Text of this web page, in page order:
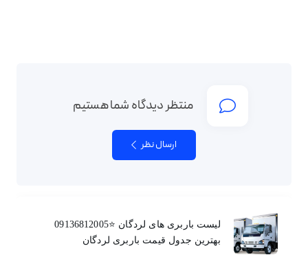
منتظر دیدگاه شما هستیم
ارسال نظر
لیست باربری های لردگان ⭐️09136812005
بهترین جدول قیمت باربری لردگان